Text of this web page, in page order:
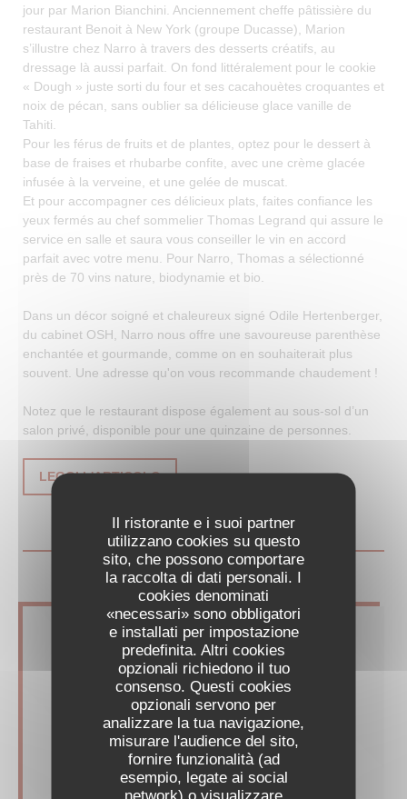
Il ristorante e i suoi partner
utilizzano cookies su questo
sito, che possono comportare
la raccolta di dati personali. I
cookies denominati
«necessari» sono obbligatori
e installati per impostazione
predefinita. Altri cookies
opzionali richiedono il tuo
consenso. Questi cookies
opzionali servono per
analizzare la tua navigazione,
misurare l'audience del sito,
fornire funzionalità (ad
esempio, legate ai social
network) o visualizzare
jour par Marion Bianchini. Anciennement cheffe pâtissière du
restaurant Benoit à New York (groupe Ducasse), Marion
s’illustre chez Narro à travers des desserts créatifs, au
dressage là aussi parfait. On fond littéralement pour le cookie
« Dough » juste sorti du four et ses cacahouètes croquantes et
noix de pécan, sans oublier sa délicieuse glace vanille de
Tahiti.
Pour les férus de fruits et de plantes, optez pour le dessert à
base de fraises et rhubarbe confite, avec une crème glacée
infusée à la verveine, et une gelée de muscat.
Et pour accompagner ces délicieux plats, faites confiance les
yeux fermés au chef sommelier Thomas Legrand qui assure le
service en salle et saura vous conseiller le vin en accord
parfait avec votre menu. Pour Narro, Thomas a sélectionné
près de 70 vins nature, biodynamie et bio.
Dans un décor soigné et chaleureux signé Odile Hertenberger,
du cabinet OSH, Narro nous offre une savoureuse parenthèse
enchantée et gourmande, comme on en souhaiterait plus
souvent. Une adresse qu'on vous recommande chaudement !
Notez que le restaurant dispose également au sous-sol d’un
salon privé, disponible pour une quinzaine de personnes.
LEGGI L'ARTICOLO((APRE UNA NUOVA FINESTRA))